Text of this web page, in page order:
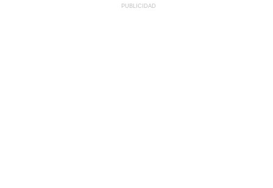
PUBLICIDAD